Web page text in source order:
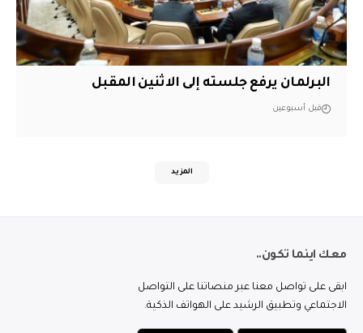
البرلمان يرفع جلسته إلى الاثنين المقبل
قبل أسبوعين
المزيد
معك اينما تكون..
ابقى على تواصل معنا عبر منصاتنا على التواصل
الاجتماعي وتطبيق الرشيد على الهواتف الذكية.